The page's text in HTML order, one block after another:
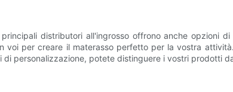
distributori all'ingrosso offrono anche opzioni
voi per creare il materasso perfetto per la vostra
personalizzazione, potete distinguere i vostri prodotti